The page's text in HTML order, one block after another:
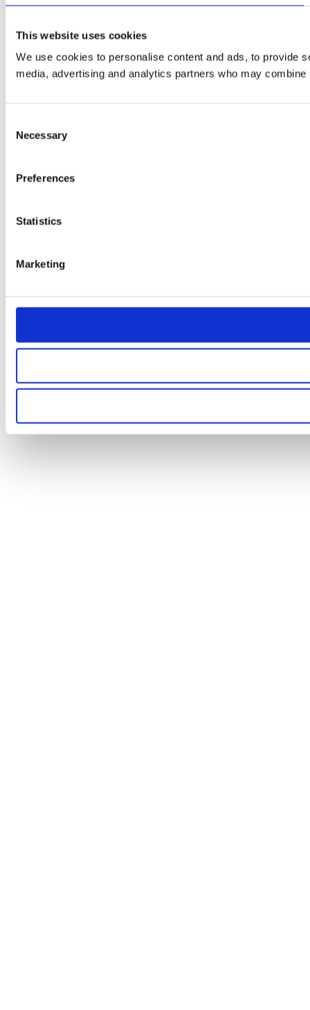
This website uses cookies
We use cookies to personalise content and ads, to provide
media, advertising and analytics partners who may
Selection
Necessary
Preferences
Statistics
Marketing